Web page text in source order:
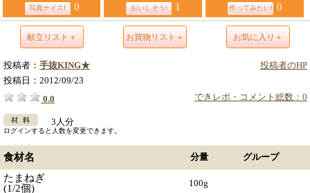
写真ナイス! 0 おいしそう! 1 作ってみたい! 0
献立リスト＋ お買物リスト＋ お気に入り＋
投稿者のHP
投稿者： 手抜KING★
投稿日： 2012/09/23
できレポ・コメント総数：0
0.0
3人分
ログインすると人数を変更できます。
食材名 分量 グループ
たまねぎ
(1/2個)
100g